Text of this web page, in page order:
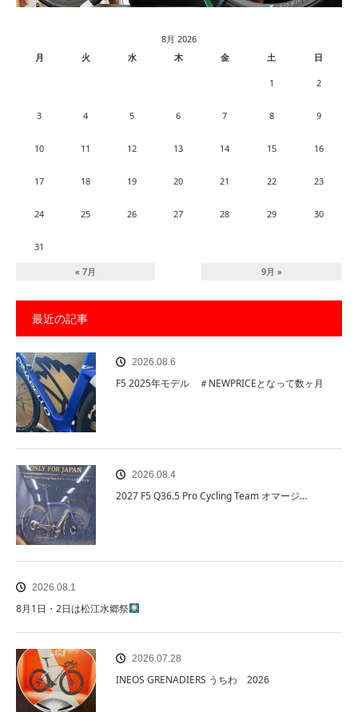
8月 2026
月
火 水 木 金 土 日
1 2
3 4 5 6 7 8 9
10 11 12 13 14 15 16
17 18 19 20 21 22 23
24 25 26 27 28 29 30
31
« 7月 9月 »
最近の記事
2026.08.6
F5 2025年モデル ＃NEWPRICEとなって数ヶ月
2026.08.4
2027 F5 Q36.5 Pro Cycling Team オマージ…
2026.08.1
8月1日・2日は松江水郷祭
2026.07.28
INEOS GRENADIERS うちわ 2026